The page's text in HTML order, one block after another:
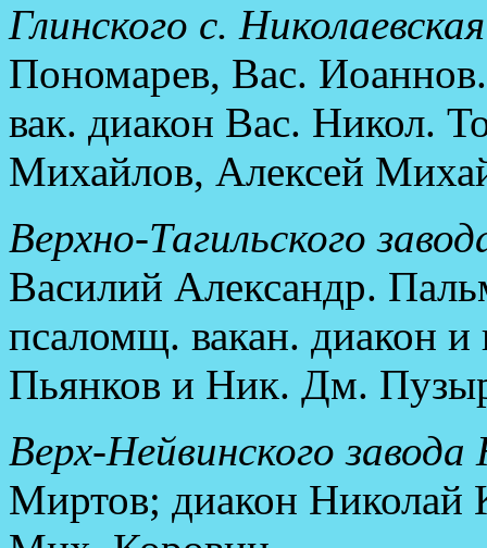
Глинского с.
Пономарев, Вас.
вак. диакон Вас. Никол.
Михайлов, Алексей
Верхно-Тагильского
Василий Александр.
псаломщ. вакан. диакон
Пьянков и Ник. Дм.
Верх-Нейвинского завода
Миртов; диакон